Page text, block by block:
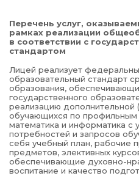
Перечень услуг,
рамках реализации
в соответствии с
стандартом
Лицей реализует
образовательный стандарт
образования,
государственного
реализацию дополнительной
обучающихся по
математика и информатика с
потребностей и запросов
себя учебный план, рабочие
предметов, элективных
обеспечивающие духовно-
воспитание и качество